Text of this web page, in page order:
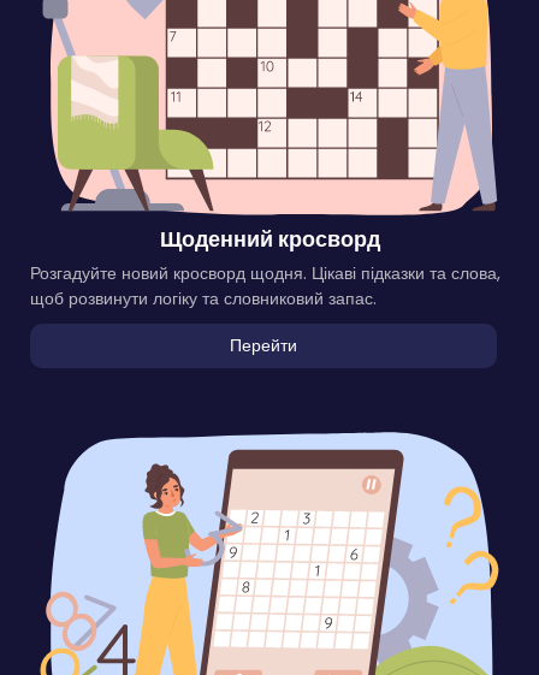
Щоденний кросворд
Розгадуйте новий кросворд щодня. Цікаві підказки та слова,
щоб розвинути логіку та словниковий запас.
Перейти